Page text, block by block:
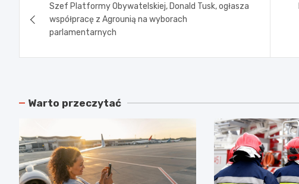
wpisu
Szef Platformy Obywatelskiej, Donald Tusk, ogłasza
współpracę z Agrounią na wyborach
parlamentarnych
Warto przeczytać